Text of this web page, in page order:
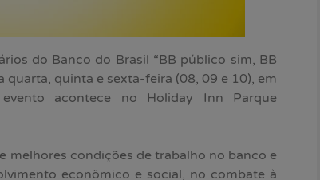
do Banco do Brasil “BB público sim, BB
quarta, quinta e sexta-feira (08, 09 e 10), em
acontece no Holiday Inn Parque
melhores condições de trabalho no banco e
econômico e social, no combate à